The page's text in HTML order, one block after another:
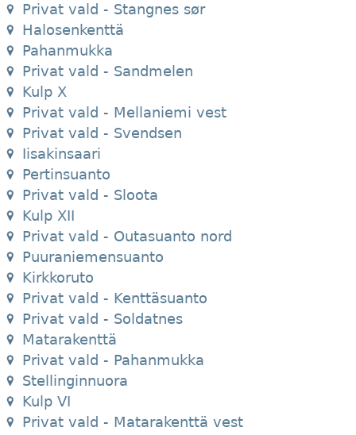
Privat vald - Stangnes sør
Halosenkenttä
Pahanmukka
Privat vald - Sandmelen
Kulp X
Privat vald - Mellaniemi vest
Privat vald - Svendsen
Iisakinsaari
Pertinsuanto
Privat vald - Sloota
Kulp XII
Privat vald - Outasuanto nord
Puuraniemensuanto
Kirkkoruto
Privat vald - Kenttäsuanto
Privat vald - Soldatnes
Matarakenttä
Privat vald - Pahanmukka
Stellinginnuora
Kulp VI
Privat vald - Matarakenttä vest